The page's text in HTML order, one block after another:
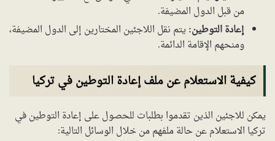
من قبل الدول المضيفة.
إعادة التوطين: يتم نقل اللاجئين المختارين إلى الدول المضيفة،
ومنحهم الإقامة الدائمة.
كيفية الاستعلام عن ملف إعادة التوطين في تركيا
يمكن للاجئين الذين تقدموا بطلبات للحصول على إعادة التوطين في
تركيا الاستعلام عن حالة ملفهم من خلال الوسائل التالية: